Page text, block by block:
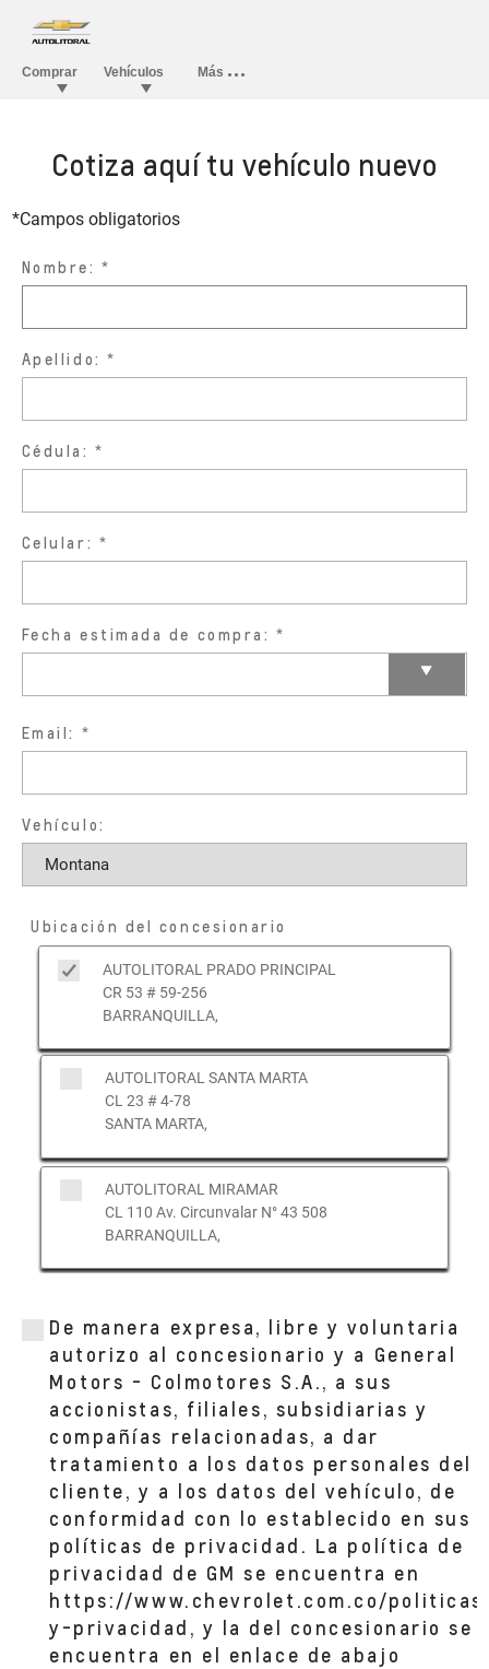
Cotiza aquí tu vehículo nuevo
*Campos obligatorios
Nombre:
Apellido:
Cédula:
Celular:
Fecha estimada de compra:
Email:
Vehículo:
Ubicación del concesionario
AUTOLITORAL PRADO PRINCIPAL
CR 53 # 59-256
BARRANQUILLA,
AUTOLITORAL SANTA MARTA
CL 23 # 4-78
SANTA MARTA,
AUTOLITORAL MIRAMAR
CL 110 Av. Circunvalar N° 43 508
BARRANQUILLA,
De manera expresa, libre y voluntaria
autorizo al concesionario y a General
Motors - Colmotores S.A., a sus
accionistas, filiales, subsidiarias y
compañías relacionadas, a dar
tratamiento a los datos personales del
cliente, y a los datos del vehículo, de
conformidad con lo establecido en sus
políticas de privacidad. La política de
privacidad de GM se encuentra en
https://www.chevrolet.com.co/
y-privacidad, y la del concesionario se
encuentra en el enlace de abajo